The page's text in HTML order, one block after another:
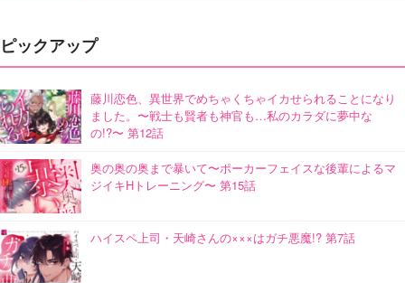
ピックアップ
藤川恋色、異世界でめちゃくちゃイカせられることになり
ました。〜戦士も賢者も神官も…私のカラダに夢中な
の!?〜 第12話
奥の奥の奥まで暴いて〜ポーカーフェイスな後輩によるマ
ジイキHトレーニング〜 第15話
ハイスペ上司・天崎さんの×××はガチ悪魔!? 第7話